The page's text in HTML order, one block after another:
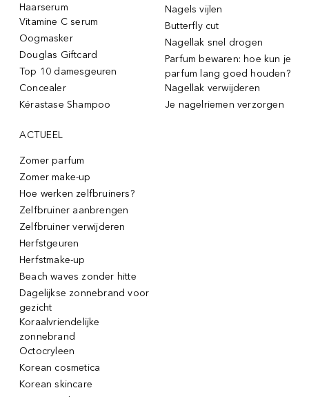
Haarserum
Vitamine C serum
Oogmasker
Douglas Giftcard
Top 10 damesgeuren
Concealer
Kérastase Shampoo
Nagels vijlen
Butterfly cut
Nagellak snel drogen
Parfum bewaren: hoe kun je
parfum lang goed houden?
Nagellak verwijderen
Je nagelriemen verzorgen
ACTUEEL
Zomer parfum
Zomer make-up
Hoe werken zelfbruiners?
Zelfbruiner aanbrengen
Zelfbruiner verwijderen
Herfstgeuren
Herfstmake-up
Beach waves zonder hitte
Dagelijkse zonnebrand voor
gezicht
Koraalvriendelijke
zonnebrand
Octocryleen
Korean cosmetica
Korean skincare